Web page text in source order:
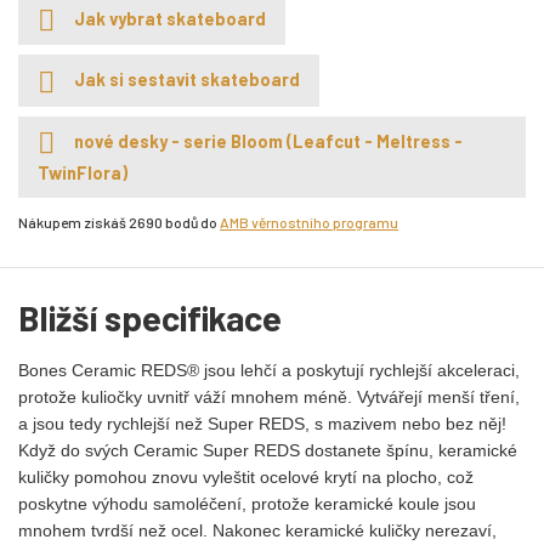
Jak vybrat skateboard
Jak si sestavit skateboard
nové desky - serie Bloom (Leafcut - Meltress -
TwinFlora)
Nákupem získáš 2690 bodů do AMB věrnostního programu
Bližší specifikace
Bones Ceramic REDS® jsou lehčí a poskytují rychlejší akceleraci,
protože kuliočky uvnitř váží mnohem méně. Vytvářejí menší tření,
a jsou tedy rychlejší než Super REDS, s mazivem nebo bez něj!
Když do svých Ceramic Super REDS dostanete špínu, keramické
kuličky pomohou znovu vyleštit ocelové krytí na plocho, což
poskytne výhodu samoléčení, protože keramické koule jsou
mnohem tvrdší než ocel. Nakonec keramické kuličky nerezaví,